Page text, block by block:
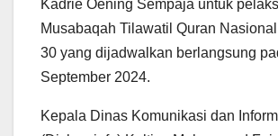
Kadrie Oening Sempaja untuk
Musabaqah Tilawatil Quran
30 yang dijadwalkan berlangsung
September 2024.
Kepala Dinas Komunikasi dan